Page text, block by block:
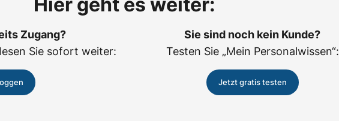
Zugang?
Sie sofort weiter:
Sie sind noch kein Kunde?
Testen Sie „Mein Personalwissen“:
Jetzt gratis testen